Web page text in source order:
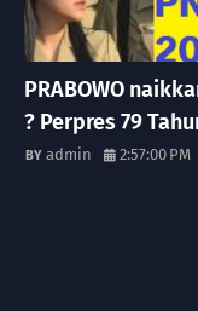
PRABOWO
? Perpres 79
admin 2:57:00 PM